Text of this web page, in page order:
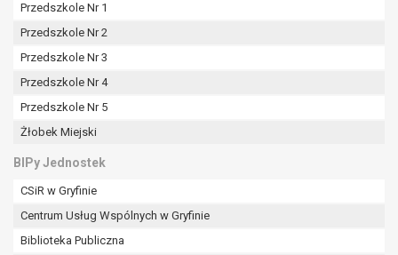
Przedszkole Nr 1
Przedszkole Nr 2
Przedszkole Nr 3
Przedszkole Nr 4
Przedszkole Nr 5
Żłobek Miejski
BIPy Jednostek
CSiR w Gryfinie
Centrum Usług Wspólnych w Gryfinie
Biblioteka Publiczna